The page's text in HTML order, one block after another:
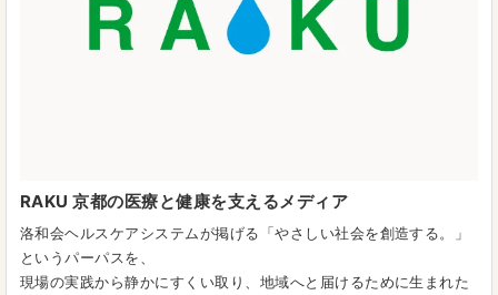
RAKU 京都の医療と健康を支えるメディア
洛和会ヘルスケアシステムが掲げる「やさしい社会を創造する。」
というパーパスを、
現場の実践から静かにすくい取り、地域へと届けるために生まれた